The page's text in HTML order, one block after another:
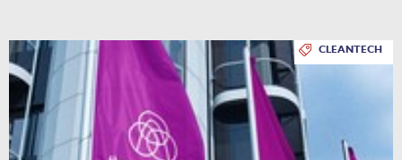
CLEANTECH